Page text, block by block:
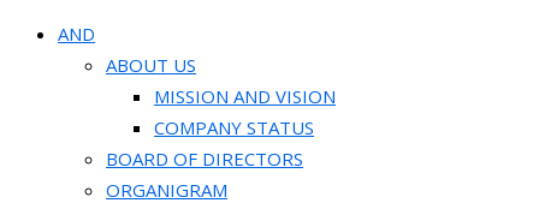
AND
ABOUT US
MISSION AND VISION
COMPANY STATUS
BOARD OF DIRECTORS
ORGANIGRAM